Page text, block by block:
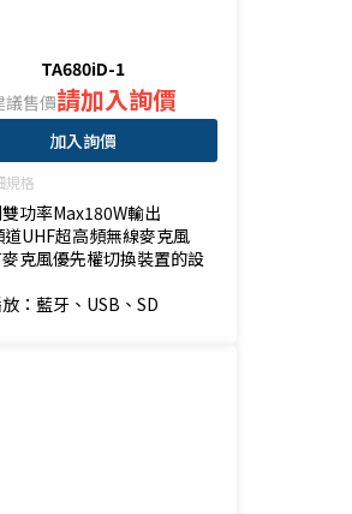
TA680iD-1
議售價請加入詢價
加入詢價
規格
功率Max180W輸出
UHF超高頻無線麥克風
克風優先權切換裝置的設
：藍牙、USB、SD